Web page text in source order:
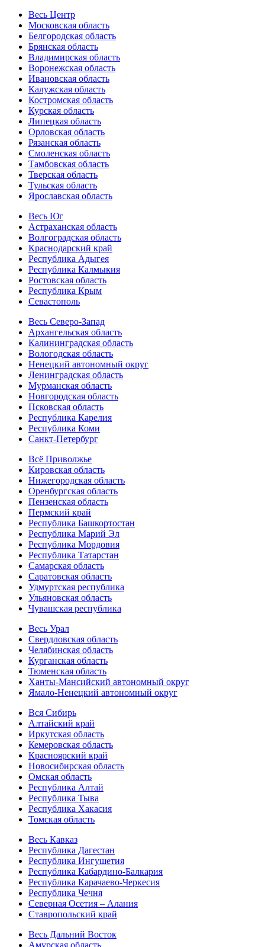
Весь Центр
Московская область
Белгородская область
Брянская область
Владимирская область
Воронежская область
Ивановская область
Калужская область
Костромская область
Курская область
Липецкая область
Орловская область
Рязанская область
Смоленская область
Тамбовская область
Тверская область
Тульская область
Ярославская область
Весь Юг
Астраханская область
Волгоградская область
Краснодарский край
Республика Адыгея
Республика Калмыкия
Ростовская область
Республика Крым
Севастополь
Весь Северо-Запад
Архангельская область
Калининградская область
Вологодская область
Ненецкий автономный округ
Ленинградская область
Мурманская область
Новгородская область
Псковская область
Республика Карелия
Республика Коми
Санкт-Петербург
Всё Приволжье
Кировская область
Нижегородская область
Оренбургская область
Пензенская область
Пермский край
Республика Башкортостан
Республика Марий Эл
Республика Мордовия
Республика Татарстан
Самарская область
Саратовская область
Удмуртская республика
Ульяновская область
Чувашская республика
Весь Урал
Свердловская область
Челябинская область
Курганская область
Тюменская область
Ханты-Мансийский автономный округ
Ямало-Ненецкий автономный округ
Вся Сибирь
Алтайский край
Иркутская область
Кемеровская область
Красноярский край
Новосибирская область
Омская область
Республика Алтай
Республика Тыва
Республика Хакасия
Томская область
Весь Кавказ
Республика Дагестан
Республика Ингушетия
Республика Кабардино-Балкария
Республика Карачаево-Черкесия
Республика Чечня
Северная Осетия – Алания
Ставропольский край
Весь Дальний Восток
Амурская область